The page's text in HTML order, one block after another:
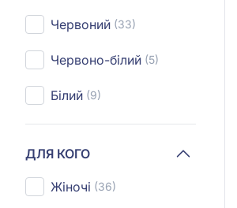
Червоний (33)
Червоно-білий (5)
Білий (9)
ДЛЯ КОГО
Жіночі (36)